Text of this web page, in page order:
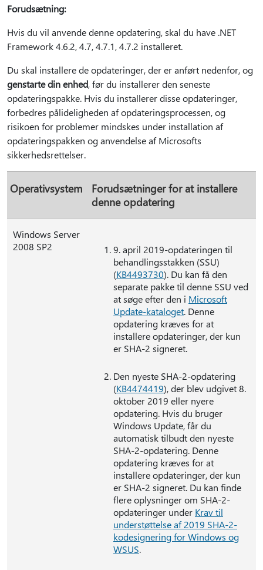
Forudsætning:
Hvis du vil anvende denne opdatering, skal du have .NET
Framework 4.6.2, 4.7, 4.7.1, 4.7.2 installeret.
Du skal installere de opdateringer, der er anført nedenfor, og
genstarte din enhed, før du installerer den seneste
opdateringspakke. Hvis du installerer disse opdateringer,
forbedres pålideligheden af opdateringsprocessen, og
risikoen for problemer mindskes under installation af
opdateringspakken og anvendelse af Microsofts
sikkerhedsrettelser.
Operativsystem
Forudsætninger for at installere
denne opdatering
Windows Server
2008 SP2
9. april 2019-opdateringen til
behandlingsstakken (SSU)
(KB4493730). Du kan få den
separate pakke til denne SSU ved
at søge efter den i Microsoft
Update-kataloget. Denne
opdatering kræves for at
installere opdateringer, der kun
er SHA-2 signeret.
Den nyeste SHA-2-opdatering
(KB4474419), der blev udgivet 8.
oktober 2019 eller nyere
opdatering. Hvis du bruger
Windows Update, får du
automatisk tilbudt den nyeste
SHA-2-opdatering. Denne
opdatering kræves for at
installere opdateringer, der kun
er SHA-2 signeret. Du kan finde
flere oplysninger om SHA-2-
opdateringer under Krav til
understøttelse af 2019 SHA-2-
kodesignering for Windows og
WSUS.